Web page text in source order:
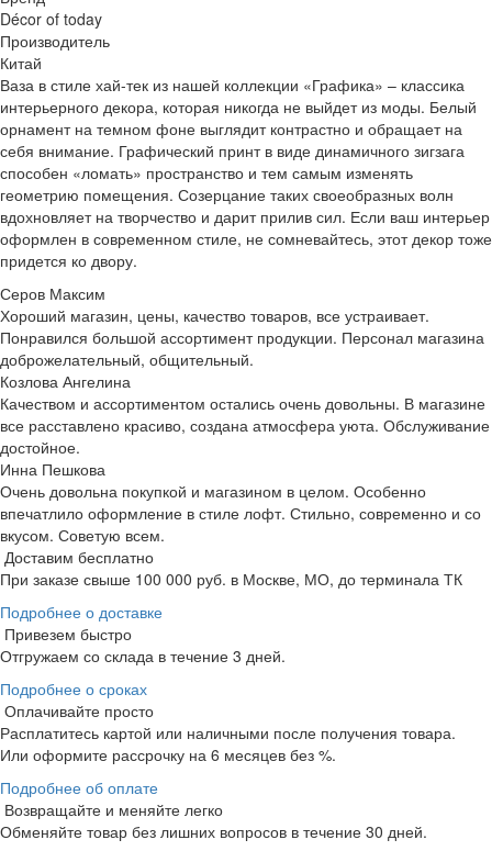
Décor of today
Производитель
Китай
Ваза в стиле хай-тек из нашей коллекции «Графика» – классика
интерьерного декора, которая никогда не выйдет из моды. Белый
орнамент на темном фоне выглядит контрастно и обращает на
себя внимание. Графический принт в виде динамичного зигзага
способен «ломать» пространство и тем самым изменять
геометрию помещения. Созерцание таких своеобразных волн
вдохновляет на творчество и дарит прилив сил. Если ваш интерьер
оформлен в современном стиле, не сомневайтесь, этот декор тоже
придется ко двору.
Серов Максим
Хороший магазин, цены, качество товаров, все устраивает.
Понравился большой ассортимент продукции. Персонал магазина
доброжелательный, общительный.
Козлова Ангелина
Качеством и ассортиментом остались очень довольны. В магазине
все расставлено красиво, создана атмосфера уюта. Обслуживание
достойное.
Инна Пешкова
Очень довольна покупкой и магазином в целом. Особенно
впечатлило оформление в стиле лофт. Стильно, современно и со
вкусом. Советую всем.
Доставим бесплатно
При заказе свыше 100 000 руб. в Москве, МО, до терминала ТК
Подробнее о доставке
Привезем быстро
Отгружаем со склада в течение 3 дней.
Подробнее о сроках
Оплачивайте просто
Расплатитесь картой или наличными после получения товара.
Или оформите рассрочку на 6 месяцев без %.
Подробнее об оплате
Возвращайте и меняйте легко
Обменяйте товар без лишних вопросов в течение 30 дней.